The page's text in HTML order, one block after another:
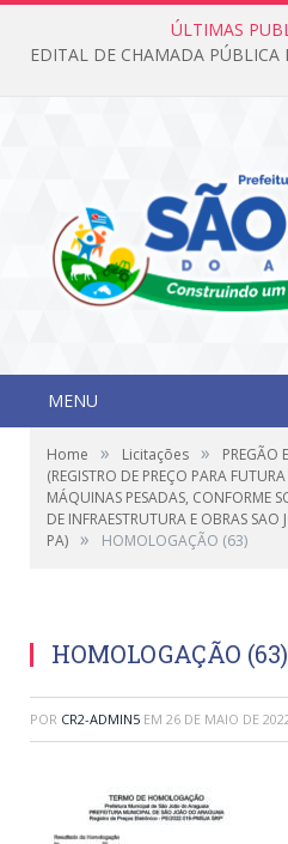
ÚLTIMAS
MENU
Home » Licitações »
PREGÃO
(REGISTRO DE PREÇO PARA
MÁQUINAS PESADAS, CONFORME
DE INFRAESTRUTURA E OBRAS
PA) » HOMOLOGAÇÃO (63)
HOMOLOGAÇÃO (63)
POR CR2-ADMIN5 EM 26 DE MAIO DE